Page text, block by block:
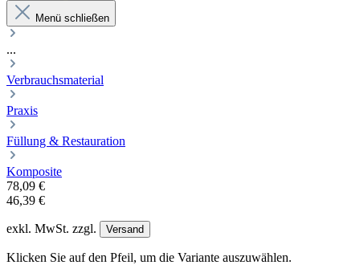
Menü schließen
...
Verbrauchsmaterial
Praxis
Füllung & Restauration
Komposite
78,09 €
46,39 €
exkl. MwSt. zzgl. Versand
Klicken Sie auf den Pfeil, um die Variante auszuwählen.